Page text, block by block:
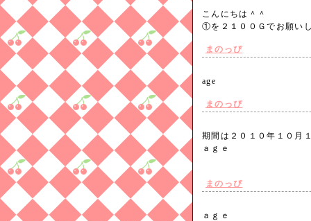
こんにちは＾＾
①を２１００Ｇでお願
まのっぴ
age
まのっぴ
期間は２０１０年１０月
ａｇｅ
まのっぴ
ａｇｅ